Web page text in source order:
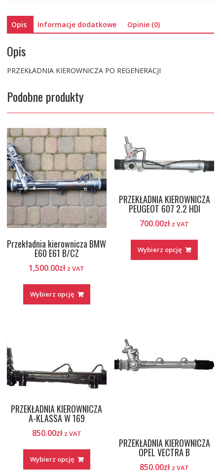
Opis Informacje dodatkowe Opinie (0)
Opis
PRZEKŁADNIA KIEROWNICZA PO REGENERACJI
Podobne produkty
Przekładnia kierownicza BMW
E60 E61 B/CZ
1,500.00zł z VAT
Wybierz opcję
PRZEKŁADNIA KIEROWNICZA
PEUGEOT 607 2.2 HDI
700.00zł z VAT
Wybierz opcję
PRZEKŁADNIA KIEROWNICZA
A-KLASSA W 169
850.00zł z VAT
Wybierz opcję
PRZEKŁADNIA KIEROWNICZA
OPEL VECTRA B
850.00zł z VAT